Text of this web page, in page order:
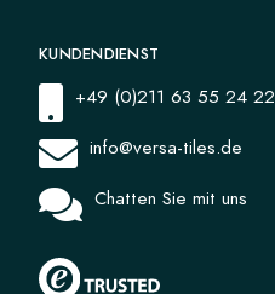
KUNDENDIENST
+49 (0)211 63 55 24 22
info@versa-tiles.de
Chatten Sie mit uns